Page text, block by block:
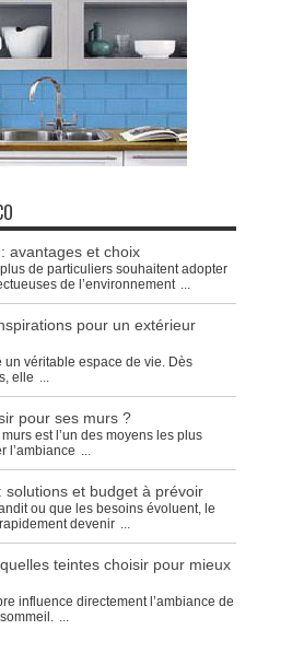
avantages et choix
de particuliers souhaitent adopter
de l’environnement
pour un extérieur
un véritable espace de vie. Dès
elle
pour ses murs ?
est l’un des moyens les plus
l’ambiance
solutions et budget à prévoir
ou que les besoins évoluent, le
devenir
teintes choisir pour mieux
influence directement l’ambiance de